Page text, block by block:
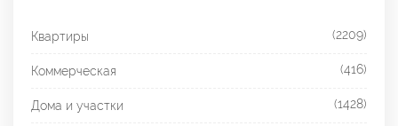
Квартиры (2209)
Коммерческая (416)
Дома и участки (1428)